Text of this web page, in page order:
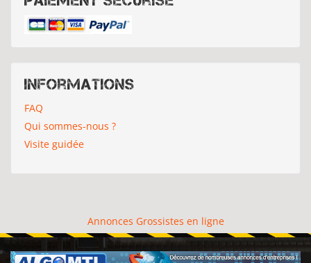
Informations
FAQ
Qui sommes-nous ?
Visite guidée
Annonces Grossistes en ligne